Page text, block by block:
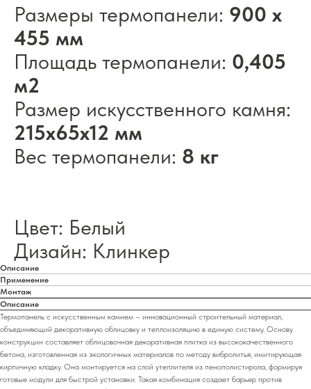
Размеры термопанели: 900 х
455 мм
Площадь термопанели: 0,405
м2
Размер искусственного камня:
215х65х12 мм
Вес термопанели: 8 кг
Цвет: Белый
Дизайн: Клинкер
Описание
Применение
Монтаж
Описание
Термопанель с искусственным камнем – инновационный строительный материал,
объединяющий декоративную облицовку и теплоизоляцию в единую систему. Основу
конструкции составляет облицовочная декоративная плитка из высококачественного
бетона, изготовленная из экологичных материалов по методу вибролитья, имитирующая
кирпичную кладку. Она монтируется на слой утеплителя из пенополистирола, формируя
готовые модули для быстрой установки. Такая комбинация создает барьер против